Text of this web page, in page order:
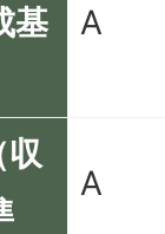
基
A
A